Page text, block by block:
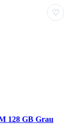
♡
128 GB Grau